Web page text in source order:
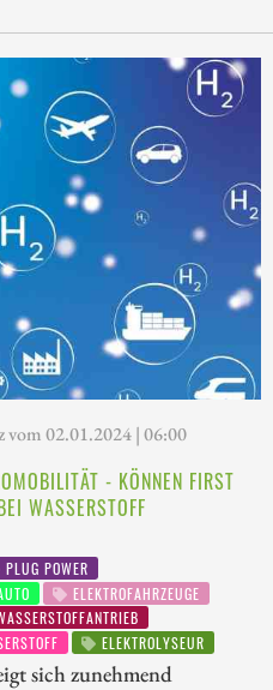
02.01.2024 | 06:00
- KÖNNEN FIRST
WASSERSTOFF
PLUG POWER
ELEKTROFAHRZEUGE
ELEKTROLYSEUR
sich zunehmend